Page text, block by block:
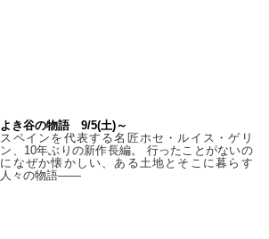
よき谷の物語 9/5(土)～
スペインを代表する名匠ホセ・ルイス・ゲリ
ン、10年ぶりの新作長編。 行ったことがないの
になぜか懐かしい、ある土地とそこに暮らす
人々の物語――